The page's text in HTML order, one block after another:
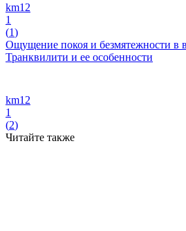
km12
1
(1)
Ощущение покоя и безмятежности в
Транквилити и ее особенности
km12
1
(2)
Читайте также